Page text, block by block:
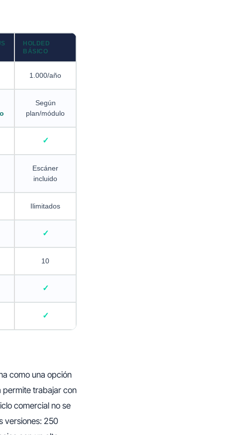
HOLDED
BÁSICO
1.000/año
Según
plan/módulo
Escáner
incluido
Ilimitados
10
como una opción
permite trabajar con
comercial no se
versiones: 250